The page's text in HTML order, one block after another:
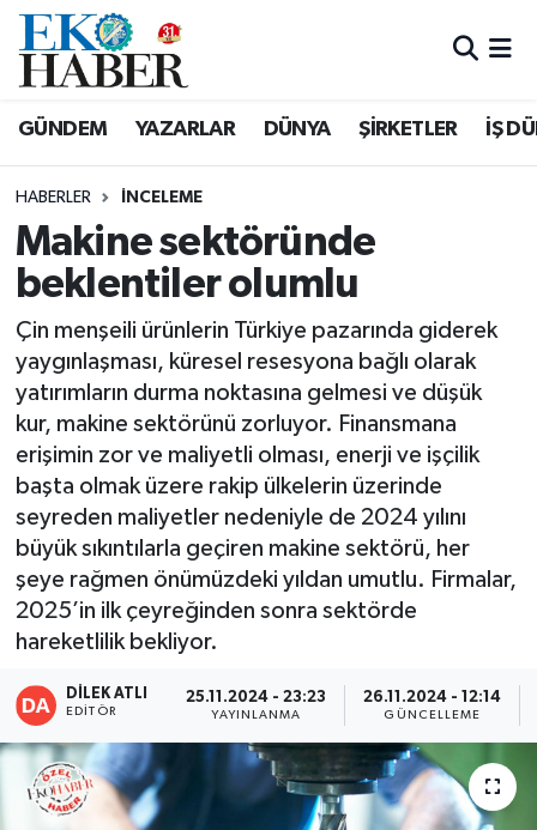
GÜNDEM YAZARLAR DÜNYA ŞİRKETLER İŞ
HABERLER İNCELEME
Makine sektöründe
beklentiler olumlu
Çin menşeili ürünlerin Türkiye pazarında giderek
yaygınlaşması, küresel resesyona bağlı olarak
yatırımların durma noktasına gelmesi ve düşük
kur, makine sektörünü zorluyor. Finansmana
erişimin zor ve maliyetli olması, enerji ve işçilik
başta olmak üzere rakip ülkelerin üzerinde
seyreden maliyetler nedeniyle de 2024 yılını
büyük sıkıntılarla geçiren makine sektörü, her
şeye rağmen önümüzdeki yıldan umutlu. Firmalar,
2025’in ilk çeyreğinden sonra sektörde
hareketlilik bekliyor.
DİLEK ATLI
EDITÖR
25.11.2024 - 23:23
YAYINLANMA
26.11.2024 - 12:14
GÜNCELLEME
Hava Durumu
Tüm Manşetler
Son Dakika Haberleri
Haber Arşivi